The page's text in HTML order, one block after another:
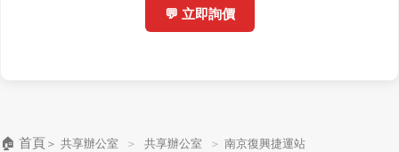
💬 立即詢價
🏠 首頁＞ 共享辦公室 ＞ 共享辦公室 ＞ 南京復興捷運站